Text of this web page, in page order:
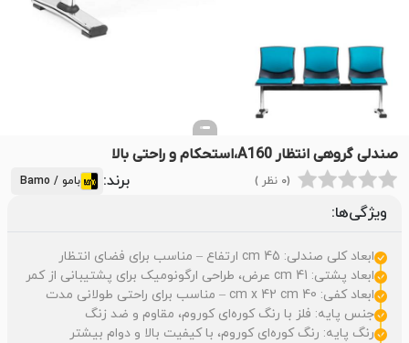
صندلی گروهی انتظار A160،استحکام و راحتی بالا
(0 نظر ) برند: بامو / Bamo
ویژگی‌ها:
ابعاد کلی صندلی: 45 cm ارتفاع – مناسب برای فضای انتظار
ابعاد پشتی: 41 cm عرض، طراحی ارگونومیک برای پشتیبانی از کمر
ابعاد کفی: 40 cm x 42 cm – مناسب برای راحتی طولانی مدت
جنس پایه: فلز با رنگ کوره‌ای کوروم، مقاوم و ضد زنگ
رنگ پایه: رنگ کوره‌ای کوروم، با کیفیت بالا و دوام بیشتر